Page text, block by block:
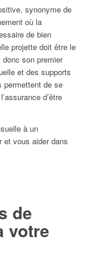
synonyme de
où la
de bien
projette doit être le
donc son premier
et des supports
permettent de se
d’être
à un
et vous aider dans
de
votre